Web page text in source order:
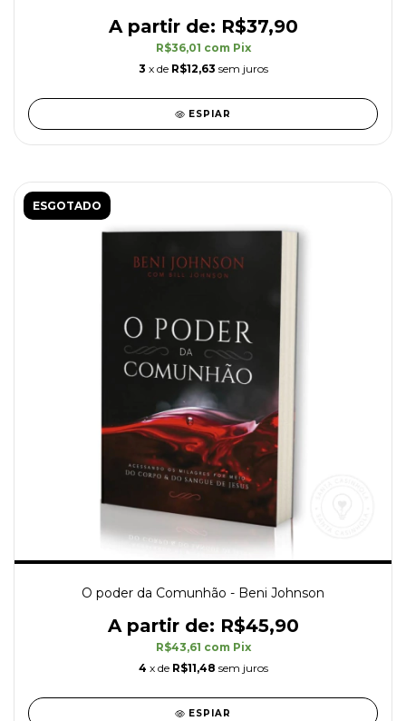
R$37,90
R$36,01 com Pix
3 x de R$12,63 sem juros
ESPIAR
ESGOTADO
O poder da Comunhão - Beni Johnson
R$45,90
R$43,61 com Pix
4 x de R$11,48 sem juros
ESPIAR